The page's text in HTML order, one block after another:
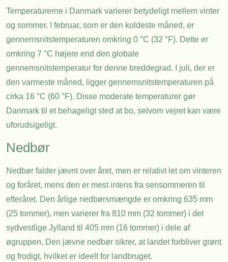
Temperaturerne i Danmark varierer betydeligt mellem vinter
og sommer. I februar, som er den koldeste måned, er
gennemsnitstemperaturen omkring 0 °C (32 °F). Dette er
omkring 7 °C højere end den globale
gennemsnitstemperatur for denne breddegrad. I juli, der er
den varmeste måned, ligger gennemsnitstemperaturen på
cirka 16 °C (60 °F). Disse moderate temperaturer gør
Danmark til et behageligt sted at bo, selvom vejret kan være
uforudsigeligt.
Nedbør
Nedbør falder jævnt over året, men er relativt let om vinteren
og foråret, mens den er mest intens fra sensommeren til
efteråret. Den årlige nedbørsmængde er omkring 635 mm
(25 tommer), men varierer fra 810 mm (32 tommer) i det
sydvestlige Jylland til 405 mm (16 tommer) i dele af
øgruppen. Den jævne nedbør sikrer, at landet forbliver grønt
og frodigt, hvilket er ideelt for landbruget.